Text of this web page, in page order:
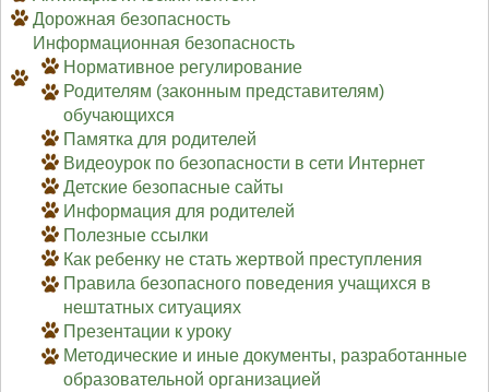
Дорожная безопасность
Информационная безопасность
Нормативное регулирование
Родителям (законным представителям)
обучающихся
Памятка для родителей
Видеоурок по безопасности в сети Интернет
Детские безопасные сайты
Информация для родителей
Полезные ссылки
Как ребенку не стать жертвой преступления
Правила безопасного поведения учащихся в
нештатных ситуациях
Презентации к уроку
Методические и иные документы, разработанные
образовательной организацией